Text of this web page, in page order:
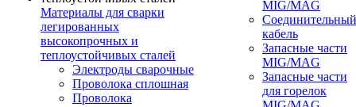
Материалы для сварки
легированных
высокопрочных и
теплоустойчивых сталей
Электроды сварочные
Проволока сплошная
Проволока
MIG/MAG
Соединительный
кабель
Запасные части
MIG/MAG
Запасные части
для горелок